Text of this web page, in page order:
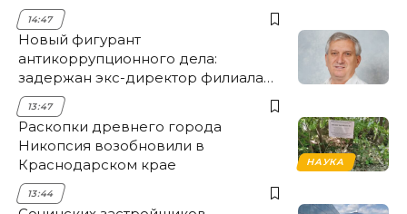
14:47
Новый фигурант
антикоррупционного дела:
задержан экс-директор филиала
НЭСК Крымска
13:47
НАУКА
Раскопки древнего города
Никопсия возобновили в
Краснодарском крае
13:44